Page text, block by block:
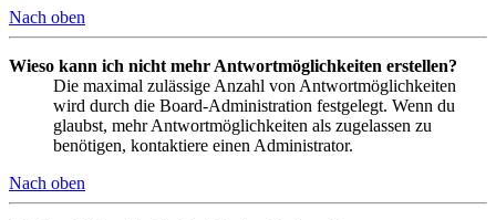
Nach oben
Wieso kann ich nicht mehr Antwortmöglichkeiten erstellen?
Die maximal zulässige Anzahl von Antwortmöglichkeiten
wird durch die Board-Administration festgelegt. Wenn du
glaubst, mehr Antwortmöglichkeiten als zugelassen zu
benötigen, kontaktiere einen Administrator.
Nach oben